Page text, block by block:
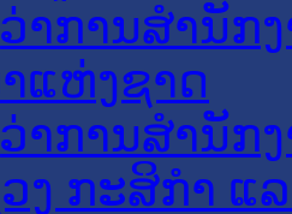
າການສໍານັກ
ແຫ່ງຊາດ
າການສຳນັກ
ງ ກະສິກຳ ແ